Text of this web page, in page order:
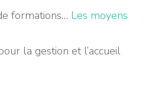
formations… Les moyens
la gestion et l’accueil